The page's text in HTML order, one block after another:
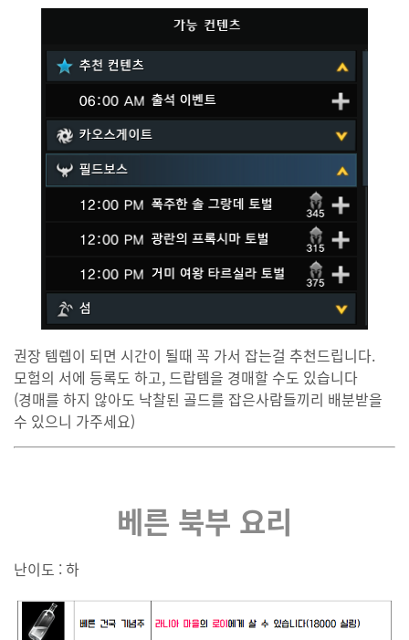
권장 템렙이 되면 시간이 될때 꼭 가서 잡는걸 추천드립니다.
모험의 서에 등록도 하고, 드랍템을 경매할 수도 있습니다
(경매를 하지 않아도 낙찰된 골드를 잡은사람들끼리 배분받을
수 있으니 가주세요)
베른 북부 요리
난이도 : 하